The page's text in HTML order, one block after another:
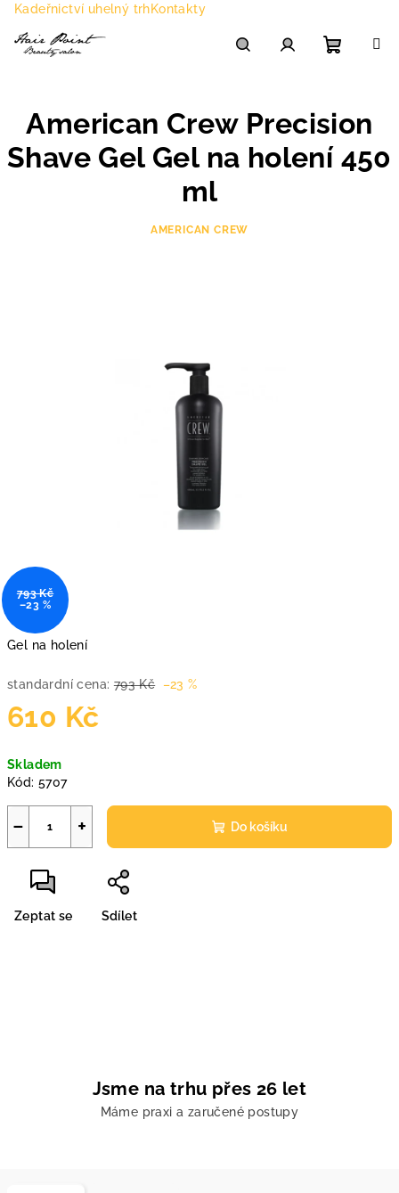
Přejít
obsah
Kadeřnictví uhelný trhKontakty
košík
Gel na holení
standardní cena: 793 Kč –23 %
610 Kč
cena:
Skladem
Kód: 5707
+
− Do košíku
Zeptat se Sdílet
American Crew Precision
Shave Gel Gel na holení 450
ml
AMERICAN CREW
793 Kč
–23 %
Jsme na trhu přes 26 let
Máme praxi a zaručené postupy